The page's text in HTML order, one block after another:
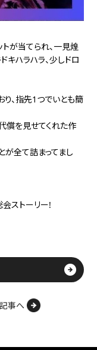
が当てられ、一見煌
ハラハラ、少しドロ
、指先1つでいとも簡
償を見せてくれた作
が全て詰まってまし
会ストーリー!
事へ